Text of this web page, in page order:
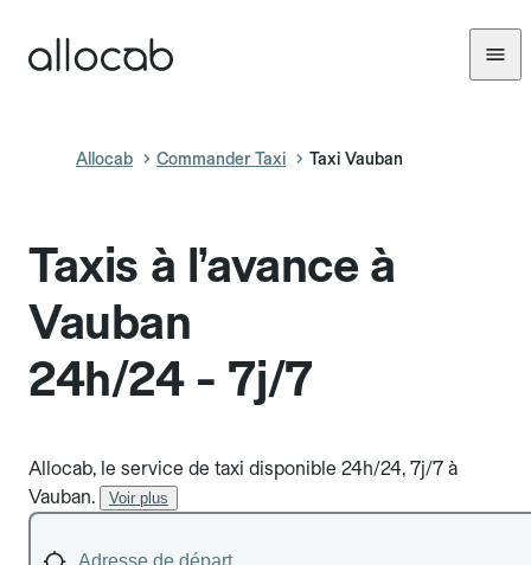
Allocab Commander Taxi Taxi Vauban
Taxis à l’avance à
Vauban
24h/24 - 7j/7
Allocab, le service de taxi disponible 24h/24, 7j/7 à
Vauban.
Voir plus